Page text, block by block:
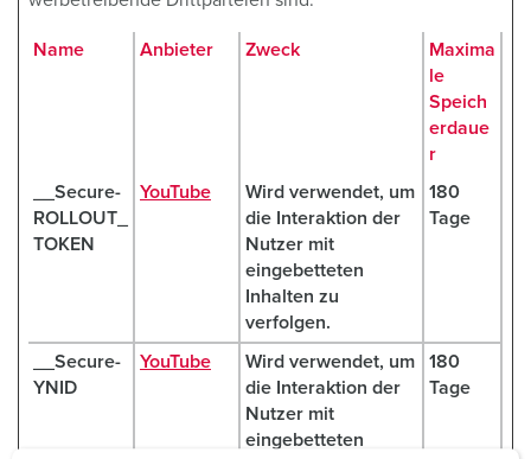
Name Anbieter Zweck
Maxima
le
Speich
erdaue
r
__Secure-
ROLLOUT_
TOKEN
YouTube
Wird verwendet, um
die Interaktion der
Nutzer mit
eingebetteten
Inhalten zu
verfolgen.
180
Tage
__Secure-
YNID
YouTube
Wird verwendet, um
die Interaktion der
Nutzer mit
eingebetteten
180
Tage